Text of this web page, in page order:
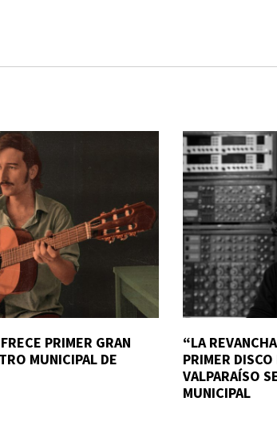
PRIMER GRAN
MUNICIPAL DE
“LA
PRIMER
VALPARAÍSO
MUNICIPAL